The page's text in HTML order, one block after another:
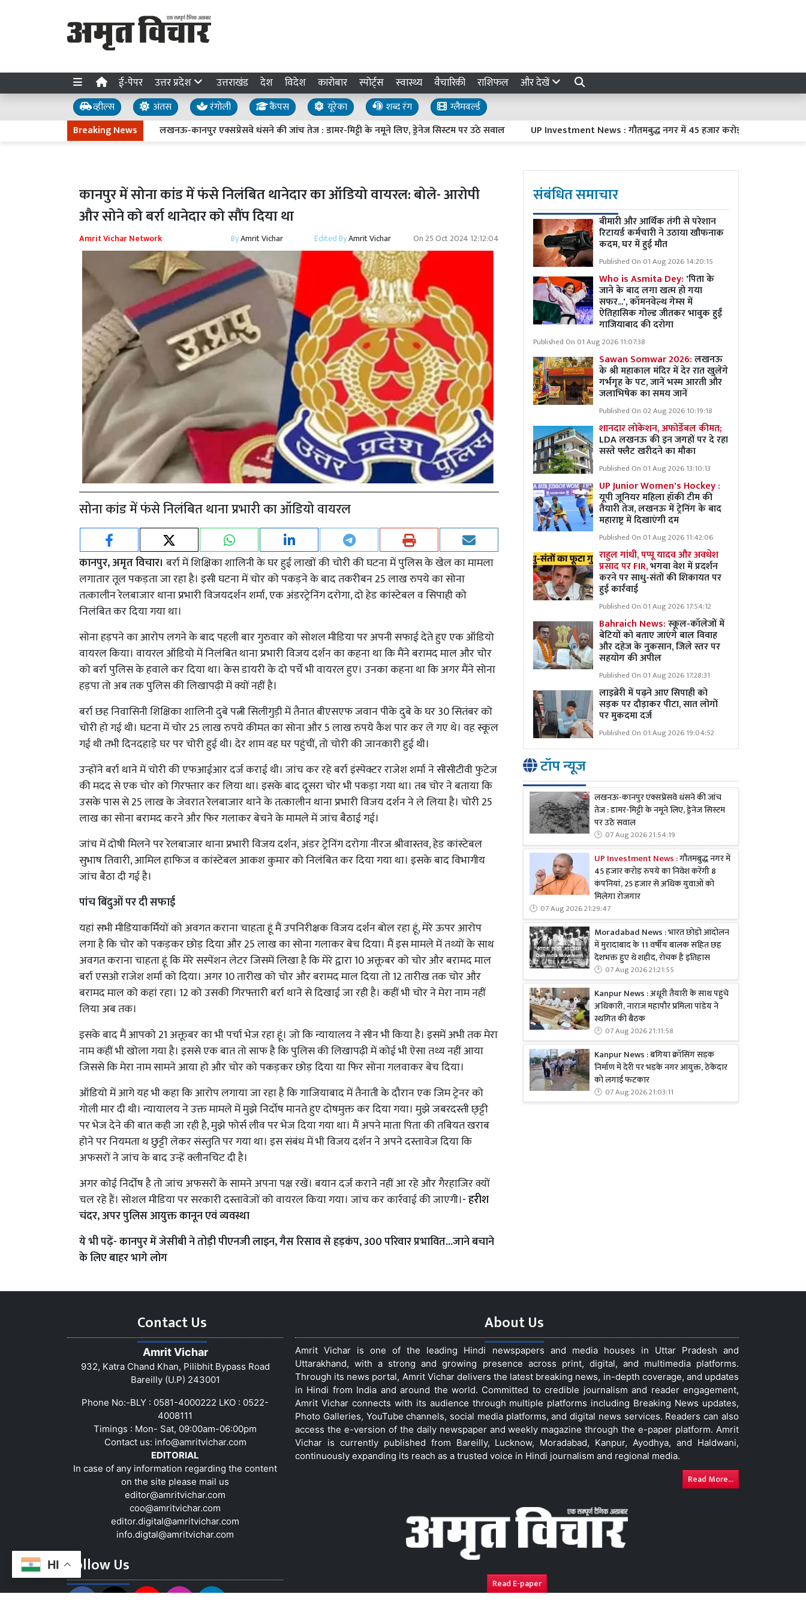
ई-पेपर उत्तर प्रदेश उत्तराखंड देश विदेश कारोबार स्पोर्ट्स स्वास्थ्य वैचारिकी राशिफल और देखें
व्हील्स अंतस रंगोली कैंपस यूरेका शब्द रंग
ग्लैमवर्ल्ड
Breaking Newsलखनऊ-कानपुर एक्सप्रेसवे धंसने की जांच तेज : डामर-मिट्टी के नमूने लिए, ड्रेनेज सिस्टम पर उठे सवाल UP Investment News : गौतमबुद्ध नगर में 45 हजार करोड़ रुपये का निवेश करेंगी 8
HI
कानपुर में सोना कांड में फंसे निलंबित थानेदार का ऑडियो वायरल: बोले- आरोपी
और सोने को बर्रा थानेदार को सौंप दिया था
Amrit Vichar Network ByAmrit Vichar Edited ByAmrit Vichar On 25 Oct 2024 12:12:04
सोना कांड में फंसे निलंबित थाना प्रभारी का ऑडियो वायरल
कानपुर, अमृत विचार। बर्रा में शिक्षिका शालिनी के घर हुई लाखों की चोरी की घटना में पुलिस के खेल का मामला
लगातार तूल पकड़ता जा रहा है। इसी घटना में चोर को पकड़ने के बाद तकरीबन 25 लाख रुपये का सोना
तत्कालीन रेलबाजार थाना प्रभारी विजयदर्शन शर्मा, एक अंडरट्रेनिंग दरोगा, दो हेड कांस्टेबल व सिपाही को
निलंबित कर दिया गया था।
सोना हड़पने का आरोप लगने के बाद पहली बार गुरुवार को सोशल मीडिया पर अपनी सफाई देते हुए एक ऑडियो
वायरल किया। वायरल ऑडियो में निलंबित थाना प्रभारी विजय दर्शन का कहना था कि मैंने बरामद माल और चोर
को बर्रा पुलिस के हवाले कर दिया था। केस डायरी के दो पर्चे भी वायरल हुए। उनका कहना था कि अगर मैंने सोना
हड़पा तो अब तक पुलिस की लिखापढ़ी में क्यों नहीं है।
बर्रा छह निवासिनी शिक्षिका शालिनी दुबे पत्नी सिलीगुड़ी में तैनात बीएसएफ जवान पीके दुबे के घर 30 सितंबर को
चोरी हो गई थी। घटना में चोर 25 लाख रुपये कीमत का सोना और 5 लाख रुपये कैश पार कर ले गए थे। वह स्कूल
गई थी तभी दिनदहाड़े घर पर चोरी हुई थी। देर शाम वह घर पहुंचीं, तो चोरी की जानकारी हुई थी।
उन्होंने बर्रा थाने में चोरी की एफआईआर दर्ज कराई थी। जांच कर रहे बर्रा इंस्पेक्टर राजेश शर्मा ने सीसीटीवी फुटेज
की मदद से एक चोर को गिरफ्तार कर लिया था। इसके बाद दूसरा चोर भी पकड़ा गया था। तब चोर ने बताया कि
उसके पास से 25 लाख के जेवरात रेलबाजार थाने के तत्कालीन थाना प्रभारी विजय दर्शन ने ले लिया है। चोरी 25
लाख का सोना बरामद करने और फिर गलाकर बेचने के मामले में जांच बैठाई गई।
जांच में दोषी मिलने पर रेलबाजार थाना प्रभारी विजय दर्शन, अंडर ट्रेनिंग दरोगा नीरज श्रीवास्तव, हेड कांस्टेबल
सुभाष तिवारी, आमिल हाफिज व कांस्टेबल आकश कुमार को निलंबित कर दिया गया था। इसके बाद विभागीय
जांच बैठा दी गई है।
पांच बिंदुओं पर दी सफाई
यहां सभी मीडियाकर्मियों को अवगत कराना चाहता हूं मैं उपनिरीक्षक विजय दर्शन बोल रहा हूं, मेरे ऊपर आरोप
लगा है कि चोर को पकड़कर छोड़ दिया और 25 लाख का सोना गलाकर बेच दिया। मैं इस मामले में तथ्यों के साथ
अवगत कराना चाहता हूं कि मेरे सस्पेंशन लेटर जिसमें लिखा है कि मेरे द्वारा 10 अक्तूबर को चोर और बरामद माल
बर्रा एसओ राजेश शर्मा को दिया। अगर 10 तारीख को चोर और बरामद माल दिया तो 12 तारीख तक चोर और
बरामद माल को कहां रहा। 12 को उसकी गिरफ्तारी बर्रा थाने से दिखाई जा रही है। कहीं भी चोर ने मेरा नाम नहीं
लिया अब तक।
इसके बाद मैं आपको 21 अक्तूबर का भी पर्चा भेज रहा हूं। जो कि न्यायालय ने सीन भी किया है। इसमें अभी तक मेरा
नाम कहीं भी खोला गया है। इससे एक बात तो साफ है कि पुलिस की लिखापढ़ी में कोई भी ऐसा तथ्य नहीं आया
जिससे कि मेरा नाम सामने आया हो और चोर को पकड़कर छोड़ दिया या फिर सोना गलवाकर बेच दिया।
ऑडियो में आगे यह भी कहा कि आरोप लगाया जा रहा है कि गाजियाबाद में तैनाती के दौरान एक जिम ट्रेनर को
गोली मार दी थी। न्यायालय ने उक्त मामले में मुझे निर्दोष मानते हुए दोषमुक्त कर दिया गया। मुझे जबरदस्ती छ्ट्टी
पर भेज देने की बात कही जा रही है, मुझे फोर्स लीव पर भेज दिया गया था। मैं अपने माता पिता की तबियत खराब
होने पर नियमता थ छुट्टी लेकर संस्तुति पर गया था। इस संबंध में भी विजय दर्शन ने अपने दस्तावेज दिया कि
अफसरों ने जांच के बाद उन्हें क्लीनचिट दी है।
अगर कोई निर्दोष है तो जांच अफसरों के सामने अपना पक्ष रखें। बयान दर्ज कराने नहीं आ रहे और गैरहाजिर क्यों
चल रहे हैं। सोशल मीडिया पर सरकारी दस्तावेजों को वायरल किया गया। जांच कर कार्रवाई की जाएगी।- हरीश
चंदर, अपर पुलिस आयुक्त कानून एवं व्यवस्था
ये भी पढ़ें-कानपुर में जेसीबी ने तोड़ी पीएनजी लाइन, गैस रिसाव से हड़कंप, 300 परिवार प्रभावित...जाने बचाने
के लिए बाहर भागे लोग
संबंधित समाचार
बीमारी और आर्थिक तंगी से परेशान
रिटायर्ड कर्मचारी ने उठाया खौफनाक
कदम, घर में हुई मौत
Published On 01 Aug 2026 14:20:15
Who is Asmita Dey: 'पिता के
जाने के बाद लगा खत्म हो गया
सफर...', कॉमनवेल्थ गेम्स में
ऐतिहासिक गोल्ड जीतकर भावुक हुईं
गाजियाबाद की दरोगा
Published On 01 Aug 2026 11:07:38
Sawan Somwar 2026:लखनऊ
के श्री महाकाल मंदिर में देर रात खुलेंगे
गर्भगृह के पट, जानें भस्म आरती और
जलाभिषेक का समय जानें
Published On 02 Aug 2026 10:19:18
शानदार लोकेशन, अफोर्डेबल कीमत;
LDA लखनऊ की इन जगहों पर दे रहा
सस्ते फ्लैट खरीदने का मौका
Published On 01 Aug 2026 13:10:13
UP Junior Women's Hockey :
यूपी जूनियर महिला हॉकी टीम की
तैयारी तेज, लखनऊ में ट्रेनिंग के बाद
महाराष्ट्र में दिखाएंगी दम
Published On 01 Aug 2026 11:42:06
राहुल गांधी, पप्पू यादव और अवधेश
प्रसाद पर FIR,भगवा वेश में प्रदर्शन
करने पर साधु-संतों की शिकायत पर
हुई कार्रवाई
Published On 01 Aug 2026 17:54:12
Bahraich News:स्कूल-कॉलेजों में
बेटियों को बताए जाएंगे बाल विवाह
और दहेज के नुकसान, जिले स्तर पर
सहयोग की अपील
Published On 01 Aug 2026 17:28:31
लाइब्रेरी में पढ़ने आए सिपाही को
सड़क पर दौड़ाकर पीटा, सात लोगों
पर मुकदमा दर्ज
Published On 01 Aug 2026 19:04:52
टॉप न्यूज
लखनऊ-कानपुर एक्सप्रेसवे धंसने की जांच
तेज : डामर-मिट्टी के नमूने लिए, ड्रेनेज सिस्टम
पर उठे सवाल
07 Aug 2026 21:54:19
UP Investment News :गौतमबुद्ध नगर में
45 हजार करोड़ रुपये का निवेश करेंगी 8
कंपनियां, 25 हजार से अधिक युवाओं को
मिलेगा रोजगार
07 Aug 2026 21:29:47
Moradabad News : भारत छोड़ो आंदोलन
में मुरादाबाद के 11 वर्षीय बालक सहित छह
देशभक्त हुए थे शहीद, रोचक है इतिहास
07 Aug 2026 21:21:55
Kanpur News : अधूरी तैयारी के साथ पहुंचे
अधिकारी, नाराज महापौर प्रमिला पांडेय ने
स्थगित की बैठक
07 Aug 2026 21:11:58
Kanpur News : बगिया क्रॉसिंग सड़क
निर्माण में देरी पर भड़के नगर आयुक्त, ठेकेदार
को लगाई फटकार
07 Aug 2026 21:03:11
Contact Us
Amrit Vichar
932, Katra Chand Khan, Pilibhit Bypass Road
Bareilly (U.P) 243001
Phone No:-BLY : 0581-4000222 LKO : 0522-
4008111
Timings : Mon- Sat, 09:00am-06:00pm
Contact us: info@amritvichar.com
EDITORIAL
In case of any information regarding the content
on the site please mail us
editor@amritvichar.com
coo@amritvichar.com
editor.digital@amritvichar.com
info.digtal@amritvichar.com
Follow Us
About Us
Amrit Vichar is one of the leading Hindi newspapers and media houses in Uttar Pradesh and
Uttarakhand, with a strong and growing presence across print, digital, and multimedia platforms.
Through its news portal, Amrit Vichar delivers the latest breaking news, in-depth coverage, and updates
in Hindi from India and around the world. Committed to credible journalism and reader engagement,
Amrit Vichar connects with its audience through multiple platforms including Breaking News updates,
Photo Galleries, YouTube channels, social media platforms, and digital news services. Readers can also
access the e-version of the daily newspaper and weekly magazine through the e-paper platform. Amrit
Vichar is currently published from Bareilly, Lucknow, Moradabad, Kanpur, Ayodhya, and Haldwani,
continuously expanding its reach as a trusted voice in Hindi journalism and regional media.
Read More...
Read E-paper